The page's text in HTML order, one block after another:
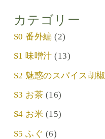
カテゴリー
S0 番外編 (2)
S1 味噌汁 (13)
S2 魅惑のスパイス胡椒
S3 お茶 (16)
S4 お米 (15)
S5 ふぐ (6)